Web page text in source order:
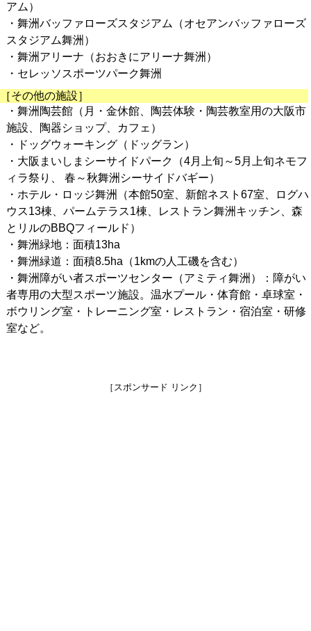
アム）
・舞洲バッファローズスタジアム（オセアンバッファローズ
スタジアム舞洲）
・舞洲アリーナ（おおきにアリーナ舞洲）
・セレッソスポーツパーク舞洲
［その他の施設］
・舞洲陶芸館（月・金休館、陶芸体験・陶芸教室用の大阪市
施設、陶器ショップ、カフェ）
・ドッグウォーキング（ドッグラン）
・大阪まいしまシーサイドパーク（4月上旬～5月上旬ネモフ
ィラ祭り、 春～秋舞洲シーサイドバギー）
・ホテル・ロッジ舞洲（本館50室、新館ネスト67室、ログハ
ウス13棟、パームテラス1棟、レストラン舞洲キッチン、森
とリルのBBQフィールド）
・舞洲緑地：面積13ha
・舞洲緑道：面積8.5ha（1kmの人工磯を含む）
・舞洲障がい者スポーツセンター（アミティ舞洲）：障がい
者専用の大型スポーツ施設。温水プール・体育館・卓球室・
ボウリング室・トレーニング室・レストラン・宿泊室・研修
室など。
［スポンサード リンク］